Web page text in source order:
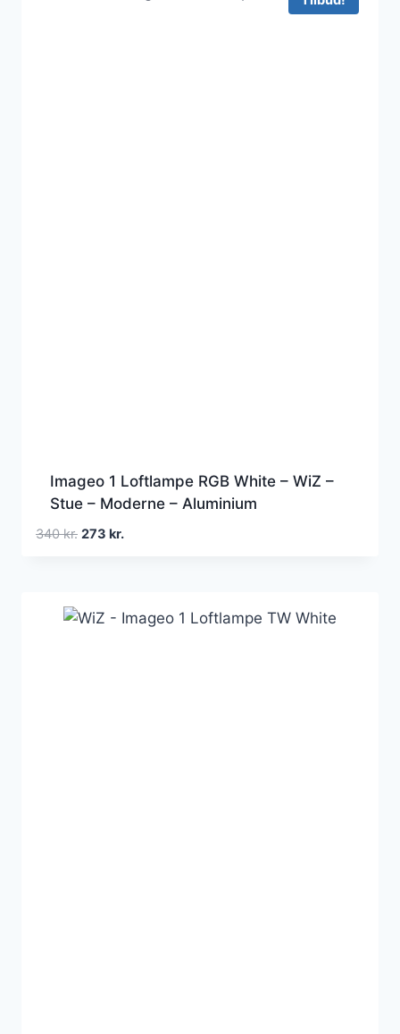
Imageo 1 Loftlampe RGB White – WiZ –
Stue – Moderne – Aluminium
340kr. Den
340 kr..
273 kr.Den
273 kr..